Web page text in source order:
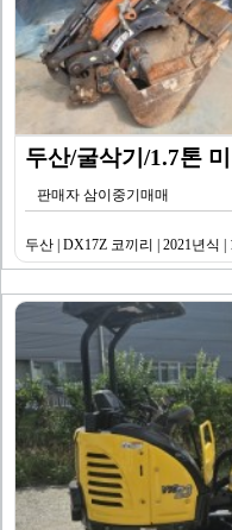
판매자 삼이중기매매
두산 | DX17Z 코끼리 | 2021년식 |